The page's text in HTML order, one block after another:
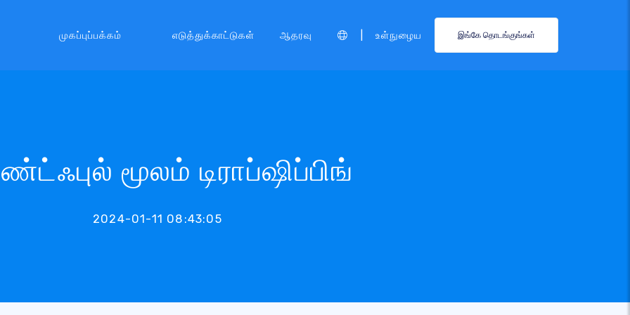
முகப்புப்பக்கம் எடுத்துக்காட்டுகள் ஆதரவு உள்நுழைய இங்கே தொடங்குங்கள்
மூலம் டிராப்ஷிப்பிங்
2024-01-11 08:43:05